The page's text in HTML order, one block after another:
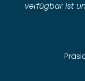
verfügbar ist